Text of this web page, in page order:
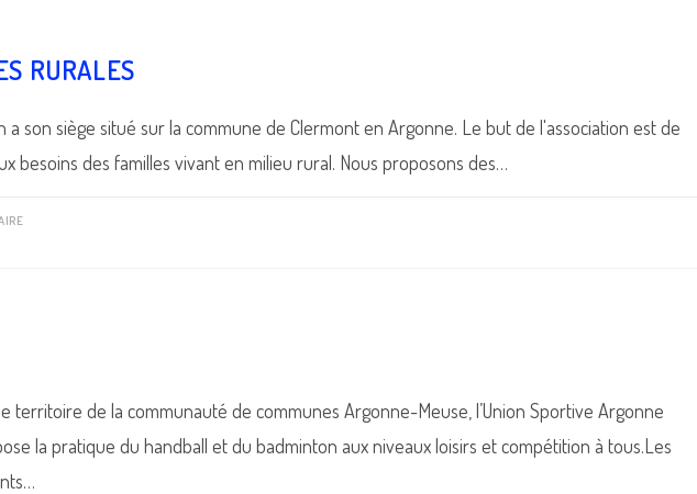
RURALES
a son siège situé sur la commune de Clermont en Argonne. Le but de l'association est de
besoins des familles vivant en milieu rural. Nous proposons des…
territoire de la communauté de communes Argonne-Meuse, l’Union Sportive Argonne
la pratique du handball et du badminton aux niveaux loisirs et compétition à tous.Les